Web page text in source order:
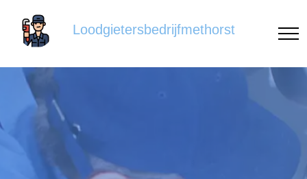
Loodgietersbedrijfmethorst